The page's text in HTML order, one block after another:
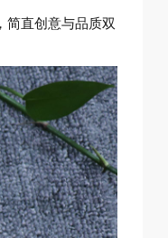
简直创意与品质双